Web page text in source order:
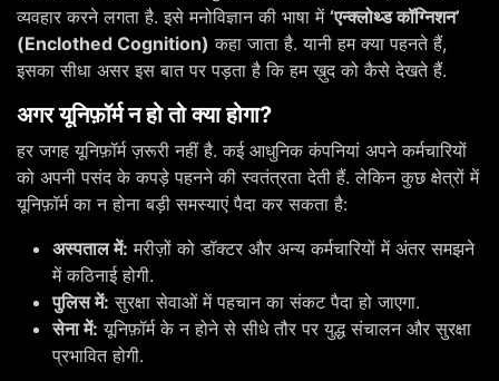
व्यवहार करने लगता है. इसे मनोविज्ञान की भाषा में ‘एन्क्लोथ्ड कॉग्निशन’
(Enclothed Cognition) कहा जाता है. यानी हम क्या पहनते हैं,
इसका सीधा असर इस बात पर पड़ता है कि हम ख़ुद को कैसे देखते हैं.
अगर यूनिफ़ॉर्म न हो तो क्या होगा?
हर जगह यूनिफ़ॉर्म ज़रूरी नहीं है. कई आधुनिक कंपनियां अपने कर्मचारियों
को अपनी पसंद के कपड़े पहनने की स्वतंत्रता देती हैं. लेकिन कुछ क्षेत्रों में
यूनिफ़ॉर्म का न होना बड़ी समस्याएं पैदा कर सकता है:
अस्पताल में: मरीज़ों को डॉक्टर और अन्य कर्मचारियों में अंतर समझने
में कठिनाई होगी.
पुलिस में: सुरक्षा सेवाओं में पहचान का संकट पैदा हो जाएगा.
सेना में: यूनिफ़ॉर्म के न होने से सीधे तौर पर युद्ध संचालन और सुरक्षा
प्रभावित होगी.